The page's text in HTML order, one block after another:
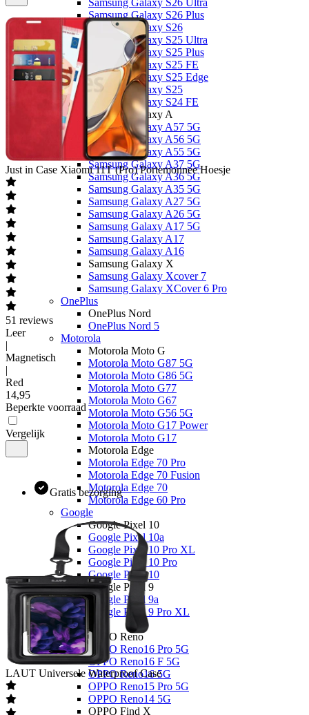
Samsung Galaxy S26 Ultra
Samsung Galaxy S26 Plus
Samsung Galaxy S26
Samsung Galaxy S25 Ultra
Samsung Galaxy S25 Plus
Samsung Galaxy S25 FE
Samsung Galaxy S25 Edge
Samsung Galaxy S25
Samsung Galaxy S24 FE
Samsung Galaxy A
Samsung Galaxy A57 5G
Samsung Galaxy A56 5G
Samsung Galaxy A55 5G
Samsung Galaxy A37 5G
Samsung Galaxy A36 5G
Samsung Galaxy A35 5G
Samsung Galaxy A27 5G
Samsung Galaxy A26 5G
Samsung Galaxy A17 5G
Samsung Galaxy A17
Samsung Galaxy A16
Samsung Galaxy X
Samsung Galaxy Xcover 7
Samsung Galaxy XCover 6 Pro
OnePlus
OnePlus Nord
OnePlus Nord 5
Motorola
Motorola Moto G
Motorola Moto G87 5G
Motorola Moto G86 5G
Motorola Moto G77
Motorola Moto G67
Motorola Moto G56 5G
Motorola Moto G17 Power
Motorola Moto G17
Motorola Edge
Motorola Edge 70 Pro
Motorola Edge 70 Fusion
Motorola Edge 70
Motorola Edge 60 Pro
Google
Google Pixel 10
Google Pixel 10a
Google Pixel 10 Pro XL
Google Pixel 10 Pro
Google Pixel 10
Google Pixel 9
Google Pixel 9a
Google Pixel 9 Pro XL
OPPO
OPPO Reno
OPPO Reno16 Pro 5G
OPPO Reno16 F 5G
OPPO Reno16 5G
OPPO Reno15 Pro 5G
OPPO Reno14 5G
OPPO Find X
Just in Case Xiaomi 11T (Pro) Portemonnee Hoesje
51 reviews
Leer
|
Magnetisch
|
Red
14,95
Beperkte voorraad
Vergelijk
Gratis bezorging
LAUT Universele Waterproof Case